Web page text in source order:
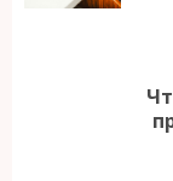
Следующая